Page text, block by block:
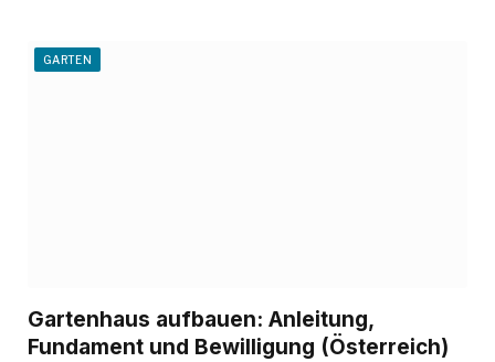
GARTEN
Gartenhaus aufbauen: Anleitung,
Fundament und Bewilligung (Österreich)